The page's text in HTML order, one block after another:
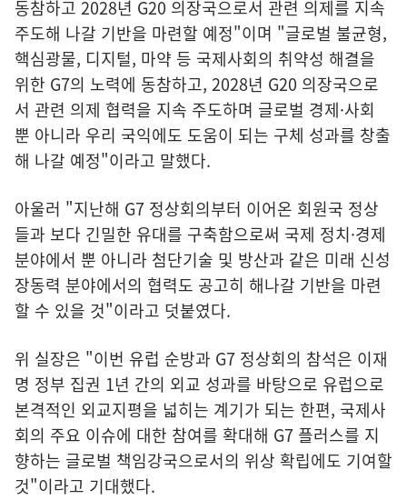
동참하고 2028년 G20 의장국으로서 관련 의제를 지속
주도해 나갈 기반을 마련할 예정"이며 "글로벌 불균형,
핵심광물, 디지털, 마약 등 국제사회의 취약성 해결을
위한 G7의 노력에 동참하고, 2028년 G20 의장국으로
서 관련 의제 협력을 지속 주도하며 글로벌 경제·사회
뿐 아니라 우리 국익에도 도움이 되는 구체 성과를 창출
해 나갈 예정"이라고 말했다.
아울러 "지난해 G7 정상회의부터 이어온 회원국 정상
들과 보다 긴밀한 유대를 구축함으로써 국제 정치·경제
분야에서 뿐 아니라 첨단기술 및 방산과 같은 미래 신성
장동력 분야에서의 협력도 공고히 해나갈 기반을 마련
할 수 있을 것"이라고 덧붙였다.
위 실장은 "이번 유럽 순방과 G7 정상회의 참석은 이재
명 정부 집권 1년 간의 외교 성과를 바탕으로 유럽으로
본격적인 외교지평을 넓히는 계기가 되는 한편, 국제사
회의 주요 이슈에 대한 참여를 확대해 G7 플러스를 지
향하는 글로벌 책임강국으로서의 위상 확립에도 기여할
것"이라고 기대했다.